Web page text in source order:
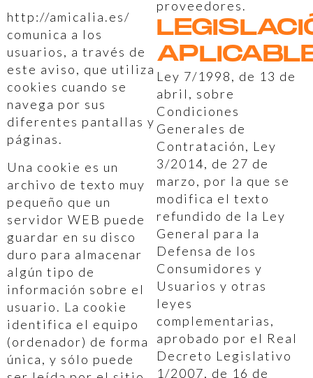
http://amicalia.es/
comunica a los
usuarios, a través de
este aviso, que utiliza
cookies cuando se
navega por sus
diferentes pantallas y
páginas.
Una cookie es un
archivo de texto muy
pequeño que un
servidor WEB puede
guardar en su disco
duro para almacenar
algún tipo de
información sobre el
usuario. La cookie
identifica el equipo
(ordenador) de forma
única, y sólo puede
proveedores.
Ley 7/1998, de 13 de
abril, sobre
Condiciones
Generales de
Contratación, Ley
3/2014, de 27 de
marzo, por la que se
modifica el texto
refundido de la Ley
General para la
Defensa de los
Consumidores y
Usuarios y otras
leyes
complementarias,
aprobado por el Real
Decreto Legislativo
1/2007, de 16 de